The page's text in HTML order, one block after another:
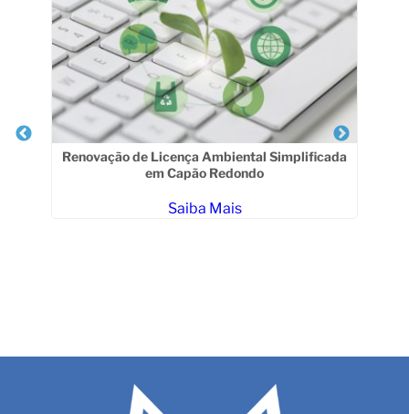
Renovação de Licença Ambiental Simplificada
em Capão Redondo
Saiba Mais